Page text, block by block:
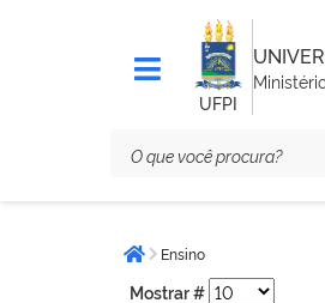
UFPI
estáPágina inicial
Ensino
Mostrar #